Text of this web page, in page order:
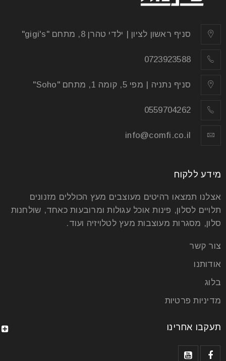
סניף ראשון לציון | ילדי טהרן 8, מתחם "gigi's"
0723923588
סניף נתניה | מפי 5, קומה 1, מתחם "Soho"
0559704262
info@comfi.co.il
מידע ללקוח
אצלנו תמצאו רהיטים מעוצבים מעץ הכוללים מזנונים
תלויים לסלון, פינות אוכל עגולות ומרובעות כאחד, שולחנות
סלון, מסגרות מעוצבות מעץ לטלויזיה ועוד.
צור קשר
אודותנו
בלוג
מדיניות פרטיות
תעקבו אחרינו